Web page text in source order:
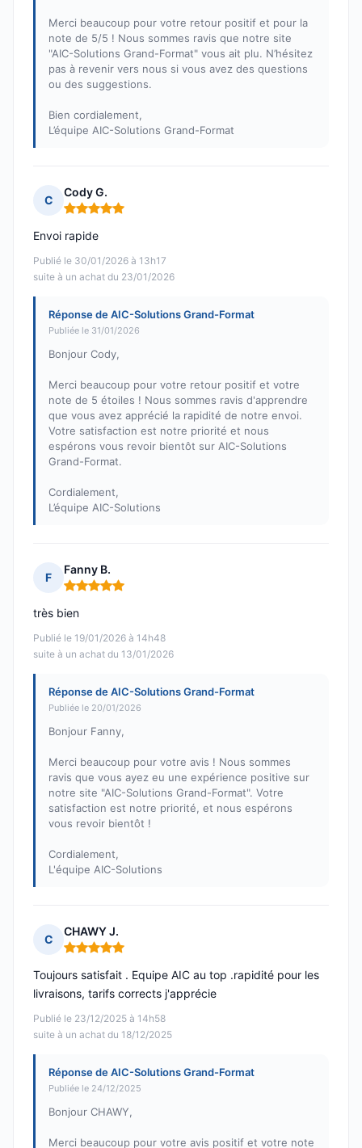
Merci beaucoup pour votre retour positif et pour la
note de 5/5 ! Nous sommes ravis que notre site
"AIC-Solutions Grand-Format" vous ait plu. N’hésitez
pas à revenir vers nous si vous avez des questions
ou des suggestions.
Bien cordialement,
L’équipe AIC-Solutions Grand-Format
C
Cody G.
Note : 5 sur 5
Publié le 30/01/2026 à 13h17
suite à un achat du 23/01/2026
Envoi rapide
Réponse de AIC-Solutions Grand-Format
Publiée le 31/01/2026
Bonjour Cody,
Merci beaucoup pour votre retour positif et votre
note de 5 étoiles ! Nous sommes ravis d'apprendre
que vous avez apprécié la rapidité de notre envoi.
Votre satisfaction est notre priorité et nous
espérons vous revoir bientôt sur AIC-Solutions
Grand-Format.
Cordialement,
L’équipe AIC-Solutions
F
Fanny B.
Note : 5 sur 5
Publié le 19/01/2026 à 14h48
suite à un achat du 13/01/2026
très bien
Réponse de AIC-Solutions Grand-Format
Publiée le 20/01/2026
Bonjour Fanny,
Merci beaucoup pour votre avis ! Nous sommes
ravis que vous ayez eu une expérience positive sur
notre site "AIC-Solutions Grand-Format". Votre
satisfaction est notre priorité, et nous espérons
vous revoir bientôt !
Cordialement,
L'équipe AIC-Solutions
C
CHAWY J.
Note : 5 sur 5
Publié le 23/12/2025 à 14h58
suite à un achat du 18/12/2025
Toujours satisfait . Equipe AIC au top .rapidité pour les
livraisons, tarifs corrects j'apprécie
Réponse de AIC-Solutions Grand-Format
Publiée le 24/12/2025
Bonjour CHAWY,
Merci beaucoup pour votre avis positif et votre note